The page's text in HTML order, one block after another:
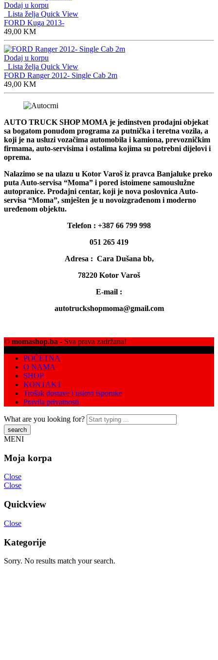
Dodaj u korpu
Lista želja Quick View
FORD Kuga 2013-
49,00 KM
Dodaj u korpu
Lista želja Quick View
FORD Ranger 2012- Single Cab 2m
49,00 KM
AUTO TRUCK SHOP MOMA je jedinstven prodajni objekat
sa bogatom ponudom programa za putnička i teretna vozila, a
koji je na usluzi vozačima automobila i kamiona, prevozničkim
firmama, auto-servisima i ostalima kojima su potrebni dijelovi i
oprema.
Nalazimo se na ulazu u Kotor Varoš iz pravca Banjaluke preko
puta Auto-servisa “Moma” i pored istoimene samouslužne
autopranice. Prodajni centar, koji je nova poslovnica Auto-
servisa “Moma”, smješten je u novoizgrađenom i moderno
uređenom objektu.
Telefon : +387 66 799 998
051 265 419
Adresa : Cara Dušana bb,
78220 Kotor Varoš
E-mail :
autotruckshopmoma@gmail.com
© momashop.ba - Sva prava zadržana!
POČETNA
O NAMA
SHOP
KONTAKT
Trošak dostave i uslovi isporuke
Pravila privatnosti
What are you looking for?
MENI
Moja korpa
Close
Close
Quickview
Close
Kategorije
Sorry. No results match your search.